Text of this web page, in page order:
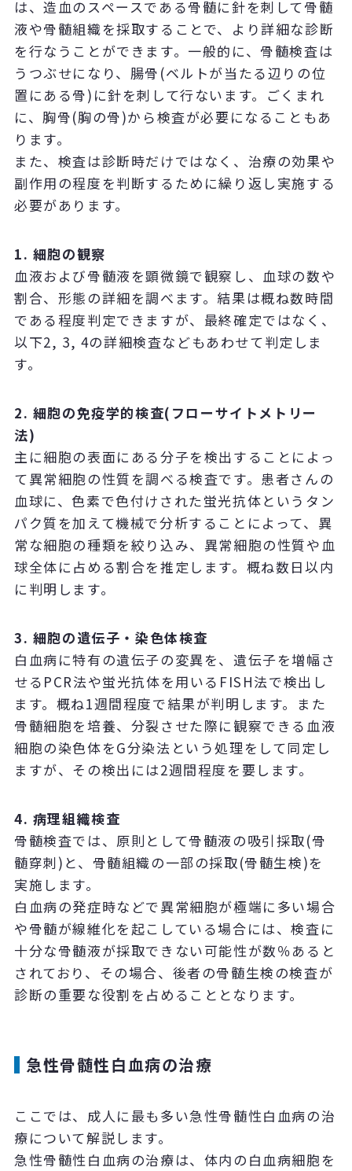
は、造血のスペースである骨髄に針を刺して骨髄
液や骨髄組織を採取することで、より詳細な診断
を行なうことができます。一般的に、骨髄検査は
うつぶせになり、腸骨(ベルトが当たる辺りの位
置にある骨)に針を刺して行ないます。ごくまれ
に、胸骨(胸の骨)から検査が必要になることもあ
ります。
また、検査は診断時だけではなく、治療の効果や
副作用の程度を判断するために繰り返し実施する
必要があります。
1. 細胞の観察
血液および骨髄液を顕微鏡で観察し、血球の数や
割合、形態の詳細を調べます。結果は概ね数時間
である程度判定できますが、最終確定ではなく、
以下2, 3, 4の詳細検査などもあわせて判定しま
す。
2. 細胞の免疫学的検査(フローサイトメトリー
法)
主に細胞の表面にある分子を検出することによっ
て異常細胞の性質を調べる検査です。患者さんの
血球に、色素で色付けされた蛍光抗体というタン
パク質を加えて機械で分析することによって、異
常な細胞の種類を絞り込み、異常細胞の性質や血
球全体に占める割合を推定します。概ね数日以内
に判明します。
3. 細胞の遺伝子・染色体検査
白血病に特有の遺伝子の変異を、遺伝子を増幅さ
せるPCR法や蛍光抗体を用いるFISH法で検出し
ます。概ね1週間程度で結果が判明します。また
骨髄細胞を培養、分裂させた際に観察できる血液
細胞の染色体をG分染法という処理をして同定し
ますが、その検出には2週間程度を要します。
4. 病理組織検査
骨髄検査では、原則として骨髄液の吸引採取(骨
髄穿刺)と、骨髄組織の一部の採取(骨髄生検)を
実施します。
白血病の発症時などで異常細胞が極端に多い場合
や骨髄が線維化を起こしている場合には、検査に
十分な骨髄液が採取できない可能性が数％あると
されており、その場合、後者の骨髄生検の検査が
診断の重要な役割を占めることとなります。
急性骨髄性白血病の治療
ここでは、成人に最も多い急性骨髄性白血病の治
療について解説します。
急性骨髄性白血病の治療は、体内の白血病細胞を